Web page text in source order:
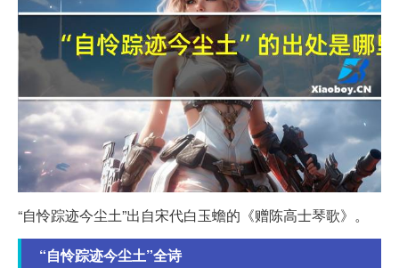
“自怜踪迹今尘土”出自宋代白玉蟾的《赠陈高士琴歌》。
“自怜踪迹今尘土”全诗